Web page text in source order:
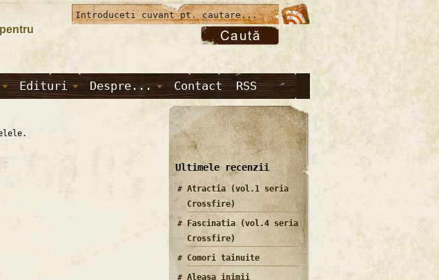
Edituri Despre... Contact RSS
Ultimele recenzii
Atractia (vol.1 seria
Crossfire)
Fascinatia (vol.4 seria
Crossfire)
Comori tainuite
Aleasa inimii